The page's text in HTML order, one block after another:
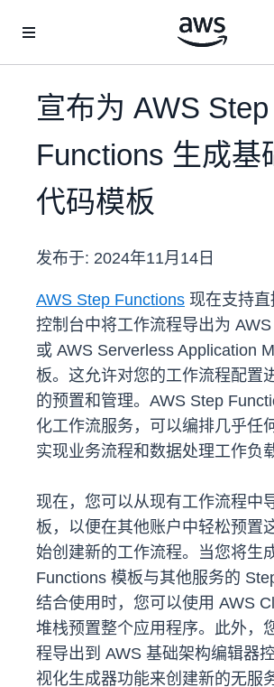
宣布为 AWS Step
Functions 生成基
代码模板
发布于: 2024年11月14日
AWS Step Functions 现在支持
控制台中将工作流程导出为
或 AWS Serverless Application
板。这允许对您的工作流程配置
的预置和管理。AWS Step
化工作流服务，可以编排几乎任
实现业务流程和数据处理工作负
现在，您可以从现有工作流程中
板，以便在其他账户中轻松预置
始创建新的工作流程。当您将生
Functions 模板与其他服务的
结合使用时，您可以使用 AWS
堆栈预置整个应用程序。此外，
程导出到 AWS 基础架构编辑器
视化生成器功能来创建新的无服